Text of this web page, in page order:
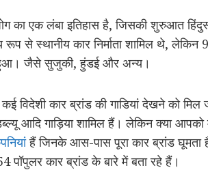
का एक लंबा इतिहास है, जिसकी शुरुआत
रूप से स्थानीय कार निर्माता शामिल थे,
जैसे सुजुकी, हुंडई और अन्य।
विदेशी कार ब्रांड की गाडियां देखने को मिल
आदि गाड़िया शामिल हैं। लेकिन क्या
हैं जिनके आस-पास पूरा कार ब्रांड
पॉपुलर कार ब्रांड के बारे में बता रहे हैं।